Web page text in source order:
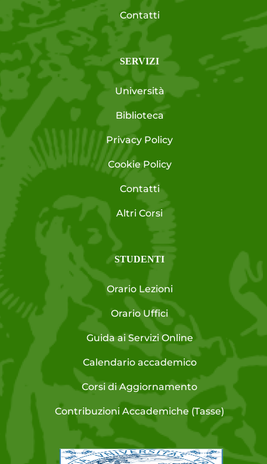
Contatti
SERVIZI
Università
Biblioteca
Privacy Policy
Cookie Policy
Contatti
Altri Corsi
STUDENTI
Orario Lezioni
Orario Uffici
Guida ai Servizi Online
Calendario accademico
Corsi di Aggiornamento
Contribuzioni Accademiche (Tasse)